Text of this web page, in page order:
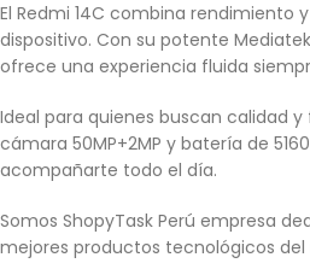
El Redmi 14C combina rendimiento
dispositivo. Con su potente
ofrece una experiencia fluida
Ideal para quienes buscan calidad
cámara 50MP+2MP y batería de
acompañarte todo el día.
Somos ShopyTask Perú empresa
mejores productos tecnológicos